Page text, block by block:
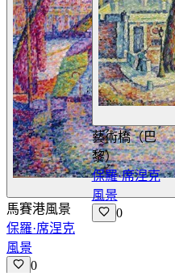
馬賽港風景
保羅·席涅克
風景
0
藝術橋（巴
黎）
保羅·席涅克
風景
0